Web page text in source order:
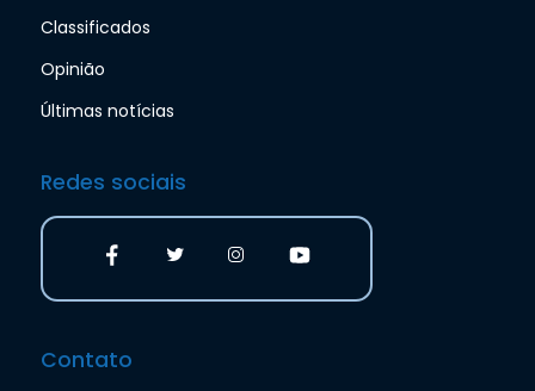
Classificados
Opinião
Últimas notícias
Redes sociais
Contato